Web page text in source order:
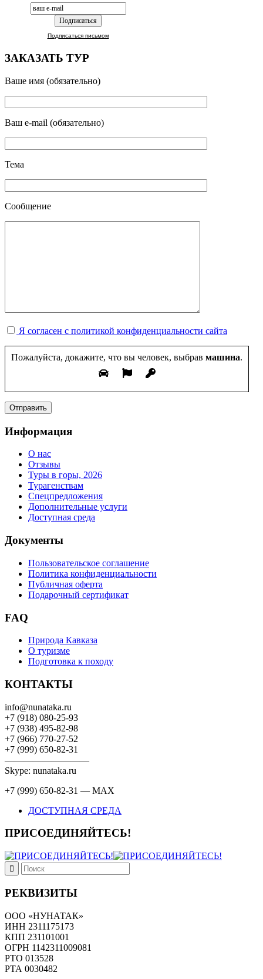
Подписаться письмом
ЗАКАЗАТЬ ТУР
Ваше имя (обязательно)
Ваш e-mail (обязательно)
Тема
Сообщение
Я согласен с политикой конфиденциальности сайта
Пожалуйста, докажите, что вы человек, выбрав машина.
Информация
О нас
Отзывы
Туры в горы, 2026
Турагенствам
Спецпредложения
Дополнительные услуги
Доступная среда
Документы
Пользовательское соглашение
Политика конфиденциальности
Публичная оферта
Подарочный сертификат
FAQ
Природа Кавказа
О туризме
Подготовка к походу
КОНТАКТЫ
info@nunataka.ru
+7 (918) 080-25-93
+7 (938) 495-82-98
+7 (966) 770-27-52
+7 (999) 650-82-31
—————————
Skype: nunataka.ru
+7 (999) 650-82-31 — MAX
ДОСТУПНАЯ СРЕДА
ПРИСОЕДИНЯЙТЕСЬ!
РЕКВИЗИТЫ
ООО «НУНАТАК»
ИНН 2311175173
КПП 231101001
ОГРН 1142311009081
PTO 013528
РТА 0030482